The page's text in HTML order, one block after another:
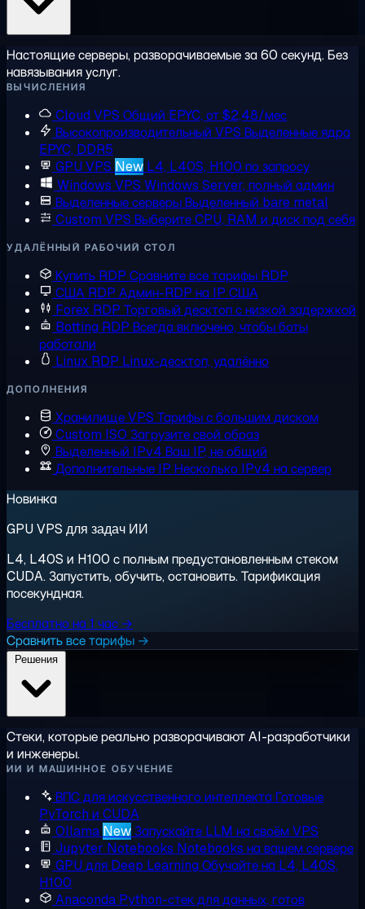
Настоящие серверы, разворачиваемые за 60 секунд. Без
навязывания услуг.
ВЫЧИСЛЕНИЯ
Cloud VPS Общий EPYC, от $2,48/мес
Высокопроизводительный VPS Выделенные ядра
EPYC, DDR5
GPU VPS New L4, L40S, H100 по запросу
Windows VPS Windows Server, полный админ
Выделенные серверыВыделенный bare metal
Custom VPS Выберите CPU, RAM и диск под себя
УДАЛЁННЫЙ РАБОЧИЙ СТОЛ
Купить RDP Сравните все тарифы RDP
США RDP Админ-RDP на IP США
Forex RDP Торговый десктоп с низкой задержкой
Botting RDP Всегда включено, чтобы боты
работали
Linux RDP Linux-десктоп, удалённо
ДОПОЛНЕНИЯ
Хранилище VPS Тарифы с большим диском
Custom ISO Загрузите свой образ
Выделенный IPv4 Ваш IP, не общий
Дополнительные IP Несколько IPv4 на сервер
Новинка
GPU VPS для задач ИИ
L4, L40S и H100 с полным предустановленным стеком
CUDA. Запустить, обучить, остановить. Тарификация
посекундная.
Бесплатно на 1 час →
Сравнить все тарифы →
Стеки, которые реально разворачивают AI-разработчики
и инженеры.
ИИ И МАШИННОЕ ОБУЧЕНИЕ
ВПС для искусственного интеллектаГотовые
PyTorch и CUDA
Ollama NewЗапускайте LLM на своём VPS
Jupyter Notebooks Notebooks на вашем сервере
GPU для Deep Learning Обучайте на L4, L40S,
H100
Anaconda Python-стек для данных, готов